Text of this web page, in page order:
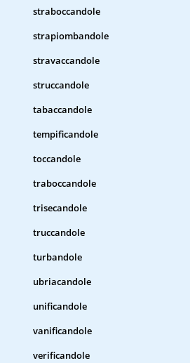
straboccandole
strapiombandole
stravaccandole
struccandole
tabaccandole
tempificandole
toccandole
traboccandole
trisecandole
truccandole
turbandole
ubriacandole
unificandole
vanificandole
verificandole